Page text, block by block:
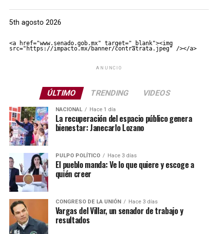
5th agosto 2026
<a href="www.senado.gob.mx" target="_blank"><img
src="https://impacto.mx/banner/contratrata.jpeg" /></a>
ANUNCIO
ÚLTIMO TRENDING VIDEOS
NACIONAL Hace 1 día
La recuperación del espacio público genera
bienestar: Janecarlo Lozano
PULPO POLÍTICO Hace 3 días
El pueblo manda: Ve lo que quiere y escoge a
quién creer
CONGRESO DE LA UNIÓN Hace 3 días
Vargas del Villar, un senador de trabajo y
resultados